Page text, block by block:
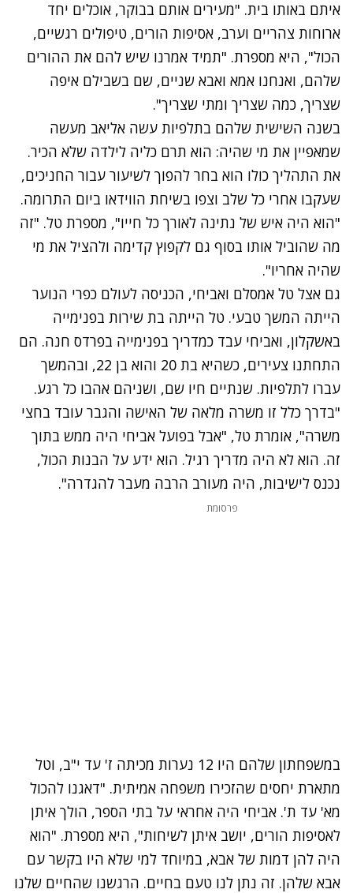
איתם באותו בית. "מעירים אותם בבוקר, אוכלים יחד
ארוחות צהריים וערב, אסיפות הורים, טיפולים רגשיים,
הכול", היא מספרת. "תמיד אמרנו שיש להם את ההורים
שלהם, ואנחנו אמא ואבא שניים, שם בשבילם איפה
שצריך, כמה שצריך ומתי שצריך".
בשנה השישית שלהם בתלפיות עשה אליאב מעשה
שמאפיין את מי שהיה: הוא תרם כליה לילדה שלא הכיר.
את התהליך כולו הוא בחר להפוך לשיעור עבור החניכים,
שעקבו אחרי כל שלב וצפו בשיחת הווידאו ביום התרומה.
"הוא היה איש של נתינה לאורך כל חייו", מספרת טל. "זה
מה שהוביל אותו בסוף גם לקפוץ קדימה ולהציל את מי
שהיה אחריו".
גם אצל טל אמסלם ואביחי, הכניסה לעולם כפרי הנוער
הייתה המשך טבעי. טל הייתה בת שירות בפנימייה
באשקלון, ואביחי עבד כמדריך בפנימייה בפרדס חנה. הם
התחתנו צעירים, כשהיא בת 20 והוא בן 22, ובהמשך
עברו לתלפיות. שנתיים חיו שם, ושניהם אהבו כל רגע.
"בדרך כלל זו משרה מלאה של האישה והגבר עובד בחצי
משרה", אומרת טל, "אבל בפועל אביחי היה ממש בתוך
זה. הוא לא היה מדריך רגיל. הוא ידע על הבנות הכול,
נכנס לישיבות, היה מעורב הרבה מעבר להגדרה".
פרסומת
במשפחתון שלהם היו 12 נערות מכיתה ז' עד י"ב, וטל
מתארת יחסים שהזכירו משפחה אמיתית. "דאגנו להכול
מא' עד ת'. אביחי היה אחראי על בתי הספר, הולך איתן
לאסיפות הורים, יושב איתן לשיחות", היא מספרת. "הוא
היה להן דמות של אבא, במיוחד למי שלא היו בקשר עם
אבא שלהן. זה נתן לנו טעם בחיים. הרגשנו שהחיים שלנו